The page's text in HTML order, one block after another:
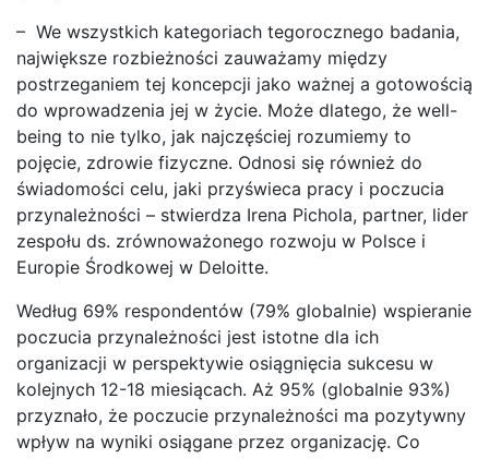
– We wszystkich kategoriach tegorocznego badania,
największe rozbieżności zauważamy między
postrzeganiem tej koncepcji jako ważnej a gotowością
do wprowadzenia jej w życie. Może dlatego, że well-
being to nie tylko, jak najczęściej rozumiemy to
pojęcie, zdrowie fizyczne. Odnosi się również do
świadomości celu, jaki przyświeca pracy i poczucia
przynależności – stwierdza Irena Pichola, partner, lider
zespołu ds. zrównoważonego rozwoju w Polsce i
Europie Środkowej w Deloitte.
Według 69% respondentów (79% globalnie) wspieranie
poczucia przynależności jest istotne dla ich
organizacji w perspektywie osiągnięcia sukcesu w
kolejnych 12-18 miesiącach. Aż 95% (globalnie 93%)
przyznało, że poczucie przynależności ma pozytywny
wpływ na wyniki osiągane przez organizację. Co